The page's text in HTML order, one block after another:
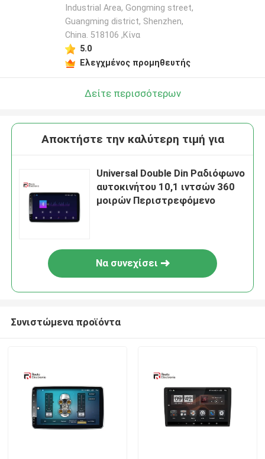
Industrial Area, Gongming street,
Guangming district, Shenzhen,
China. 518106 ,Κίνα
5.0
Ελεγχμένος προμηθευτής
Δείτε περισσότερων
Αποκτήστε την καλύτερη τιμή για
Universal Double Din Ραδιόφωνο
αυτοκινήτου 10,1 ιντσών 360
μοιρών Περιστρεφόμενο
Να συνεχίσει
Συνιστώμενα προϊόντα